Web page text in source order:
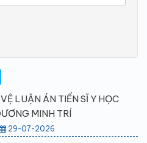
LUẬN ÁN TIẾN SĨ Y HỌC
MINH TRÍ
29-07-2026